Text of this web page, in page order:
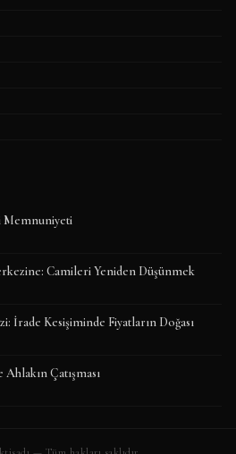
Memnuniyeti
Camileri Yeniden Düşünmek
İrade Kesişiminde Fiyatların Doğası
Çatışması